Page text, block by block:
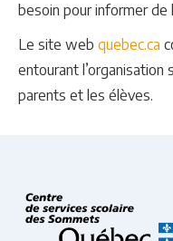
besoin pour informer de
Le site web quebec.ca
entourant l’organisation
parents et les élèves.